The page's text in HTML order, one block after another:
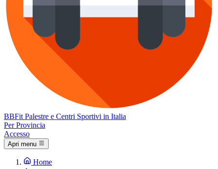
BBFit Palestre e Centri Sportivi in Italia
Per Provincia
Accesso
Apri menu
Home